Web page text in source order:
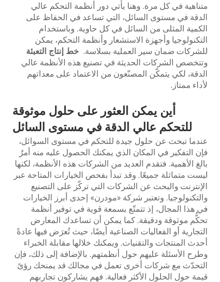
متناهية في كل مرة. وهنا يأتي دور أنظمة التحكم عالي
الدقة في مستوى السائل، التي تساعد في الحفاظ على
الكمية المثلى من السائل في كل حاوية. وباستخدام
التكنولوجيا وأجهزة الاستشعار وأنظمة التحكم، يمكن
للشركات ضمان سير العملية بسلاسة. خط إنتاج التعبئة
وتتخصص الشركات الحديثة في تصنيع هذه الأنظمة عالي
الدقة، لكي يتمكّن المصنّعون من الاعتماد على معداتهم
لأداء ممتاز.
أين يمكن العثور على حلول موثوقة
للتحكم عالي الدقة في مستوى السائل
عندما تبحث عن حلول جيدة للتحكم في مستوى السوائل،
فإن التفكير في المكان الذي يمكنك الحصول عليه منه أمرٌ
بالغ الأهمية. فتقدم العديد من الشركات هذه الأنظمة، لكنها
ليست متماثلة جميعًا. وقد تبدأ بفحص الخيارات المتاحة عبر
الإنترنت والبحث عن الشركات التي تركّز على التصنيع
والتكنولوجيا. وتعتبر شركة «مودرن» إحدى أبرز الخيارات
في هذا المجال، إذ تتمتّع بسمعة قوية في توفير أنظمة
تحكُّم موثوقة ودقيقة. كما يمكن أن تساعدك المعارض
التجارية أو الفعاليات الصناعية أيضًا، حيث تُعرَض فيها عادةً
أحدث المنتجات والتقنيات. ويمكنك خلالها مقابلة الخبراء
وطرح الأسئلة عليهم حول أنظمتهم. بالإضافة إلى ذلك، فإن
التحدّث مع شركات أخرى تعمل في مجالك قد يمنحك رؤىً
قيمة حول الحلول الأكثر فعالية. فهم يشاركون تجاربهم